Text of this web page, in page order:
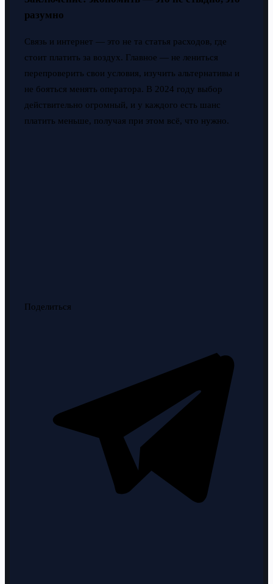
разумно
Связь и интернет — это не та статья расходов, где
стоит платить за воздух. Главное — не лениться
перепроверить свои условия, изучить альтернативы и
не бояться менять оператора. В 2024 году выбор
действительно огромный, и у каждого есть шанс
платить меньше, получая при этом всё, что нужно.
Поделиться